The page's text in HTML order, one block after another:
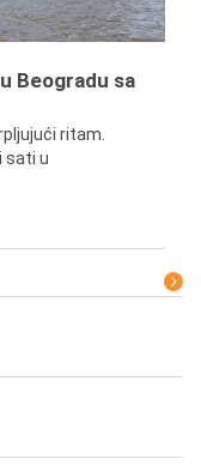
Beogradu sa
ritam.
sati u